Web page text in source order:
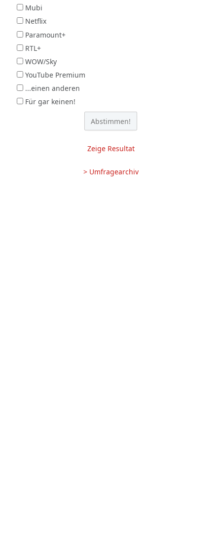
Mubi
Netflix
Paramount+
RTL+
WOW/Sky
YouTube Premium
...einen anderen
Für gar keinen!
Zeige Resultat
> Umfragearchiv